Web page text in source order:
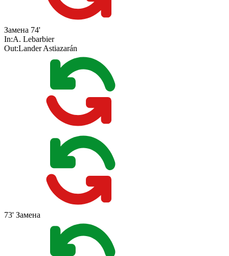
Замена 74'
In:A. Lebarbier
Out:Lander Astiazarán
73' Замена